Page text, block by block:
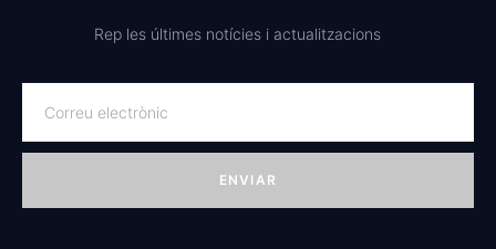
Rep les últimes notícies i actualitzacions
ENVIAR